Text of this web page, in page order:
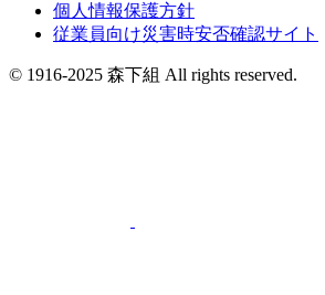
個人情報保護方針
従業員向け災害時安否確認サイト
© 1916-2025 森下組 All rights reserved.